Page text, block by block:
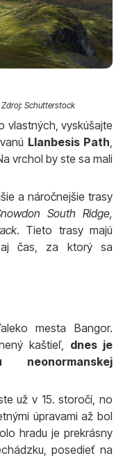
Schutterstock
vlastných, vyskúšajte
Llanbesis Path,
vrchol by ste sa mali
a náročnejšie trasy
South Ridge,
. Tieto trasy majú
čas, za ktorý sa
mesta Bangor.
kaštieľ, dnes je
už v 15. storočí, no
úpravami až bol
hradu je prekrásny
posedieť na